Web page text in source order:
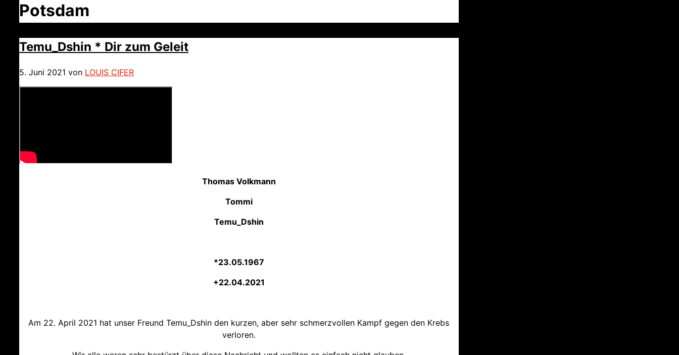
Potsdam
Temu_Dshin * Dir zum Geleit
5. Juni 2021 von LOUIS CIFER
Thomas Volkmann
Tommi
Temu_Dshin
*23.05.1967
+22.04.2021
Am 22. April 2021 hat unser Freund Temu_Dshin den kurzen, aber sehr schmerzvollen Kampf gegen den Krebs
verloren.